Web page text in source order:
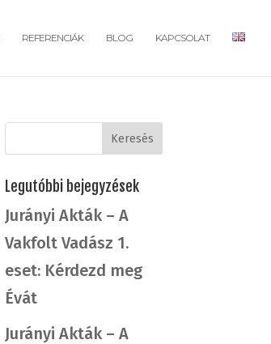
REFERENCIÁK BLOG KAPCSOLAT
Legutóbbi bejegyzések
Jurányi Akták – A
Vakfolt Vadász 1.
eset: Kérdezd meg
Évát
Jurányi Akták – A